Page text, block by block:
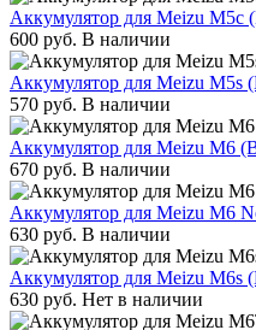
Аккумулятор для Meizu M5c
600 руб. В наличии
Аккумулятор для Meizu M5s
570 руб. В наличии
Аккумулятор для Meizu M6
670 руб. В наличии
Аккумулятор для Meizu M6
630 руб. В наличии
Аккумулятор для Meizu M6s
630 руб. Нет в наличии